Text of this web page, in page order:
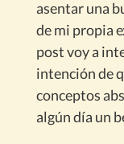
asentar una
de mi propia
post voy a
intención de
conceptos
algún día un